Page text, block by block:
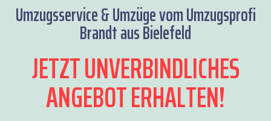
Umzugsservice & Umzüge vom Umzugsprofi
Brandt aus Bielefeld
JETZT UNVERBINDLICHES
ANGEBOT ERHALTEN!